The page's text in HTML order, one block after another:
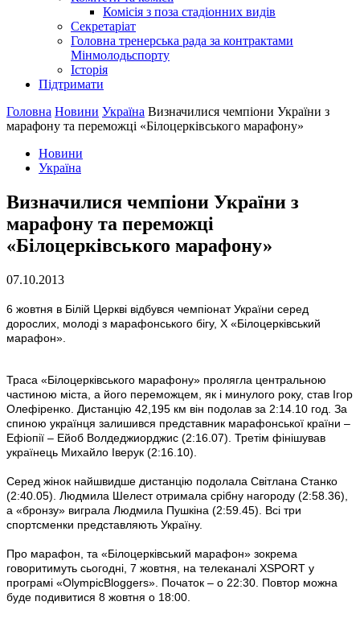
Комісія з поза стадіонних видів
Секретаріат
Головна тренерська рада за контрактами
Мінмолодьспорту
Історія
Підтримати
Головна Новини Україна Визначилися чемпіони України з
марафону та переможці «Білоцерківського марафону»
Новини
Україна
Визначилися чемпіони України з
марафону та переможці
«Білоцерківського марафону»
07.10.2013
6 жовтня в Білій Церкві відбувся чемпіонат України серед
дорослих, молоді з марафонського бігу, Х «Білоцерківський
марафон».
Траса «Білоцерківського марафону» пролягла центральною
частиною міста, а його переможцем, як і минулого року, став Ігор
Олефіренко. Дистанцію 42,195 км він подолав за 2:14.10 год. За
спиною українця залишився представник марафонської країни –
Ефіопії – Ейоб Волдеджиорджис (2:16.07). Третім фінішував
українець Михайло Іверук (2:16.10).
Серед жінок найшвидше дистанцію подолала Світлана Станко
(2:40.05). Людмила Шелест отримала срібну нагороду (2:58.36),
а «бронзу» виграла Людмила Пушкіна (2:59.45). Всі три
спортсменки представляють Україну.
Про марафон, та «Білоцерківський марафон» зокрема
говоритимуть сьогодні, 7 жовтня, на телеканалі XSPORT у
програмі «OlympicBloggers». Початок – о 22:30. Повтор можна
буде подивитися 8 жовтня о 18:00.